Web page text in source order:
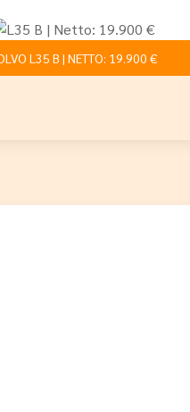
L35 B | NETTO: 19.900 €